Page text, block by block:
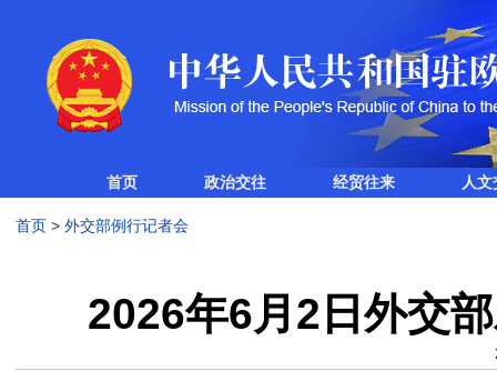
首页 政治交往 经贸往来 人
首页> 外交部例行记者会
2026年6月2日外交